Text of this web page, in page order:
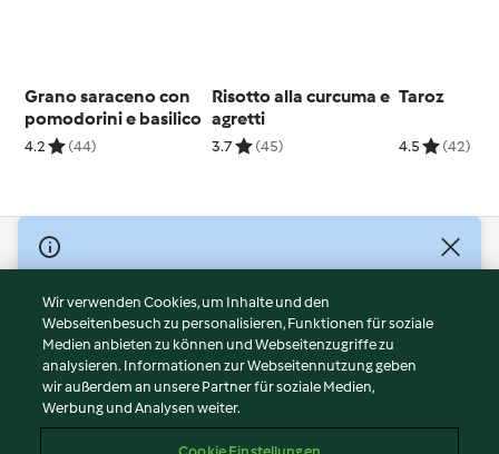
Grano saraceno con
pomodorini e basilico
4.2 (44)
Risotto alla curcuma e
agretti
3.7 (45)
Taroz
4.5 (42)
© Copyright 2026
Nutzungsbedingungen
Datenschutzrichtlinien
Disclaimer
Impressum
Cookies
Wir verwenden Cookies, um Inhalte und den
Webseitenbesuch zu personalisieren, Funktionen für soziale
Medien anbieten zu können und Webseitenzugriffe zu
analysieren. Informationen zur Webseitennutzung geben
wir außerdem an unsere Partner für soziale Medien,
Werbung und Analysen weiter.